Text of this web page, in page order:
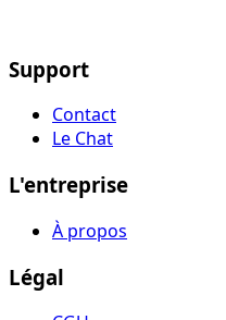
Support
Contact
Le Chat
L'entreprise
À propos
Légal